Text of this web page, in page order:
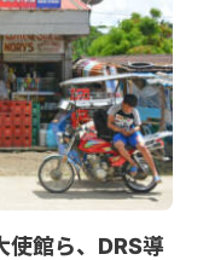
使館ら、DRS導